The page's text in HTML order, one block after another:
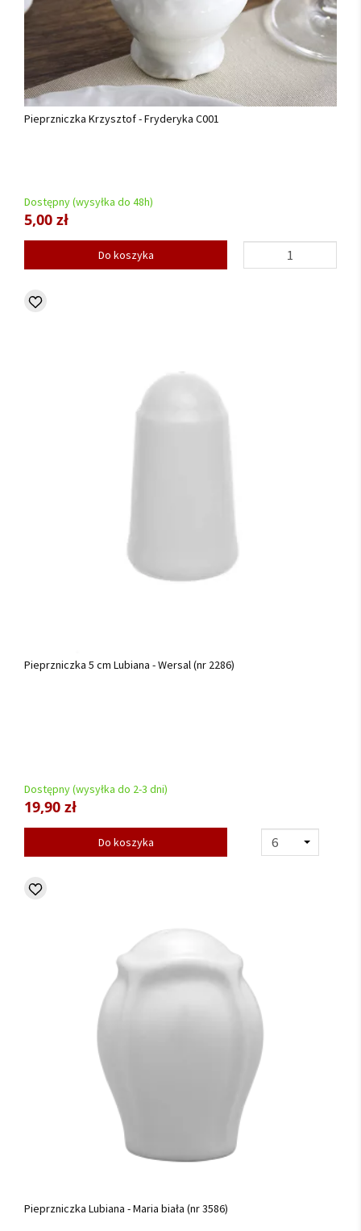
Pieprzniczka Krzysztof - Fryderyka C001
Dostępny (wysyłka do 48h)
5,00 zł
Do koszyka
Pieprzniczka 5 cm Lubiana - Wersal (nr 2286)
Dostępny (wysyłka do 2-3 dni)
19,90 zł
Do koszyka
Pieprzniczka Lubiana - Maria biała (nr 3586)